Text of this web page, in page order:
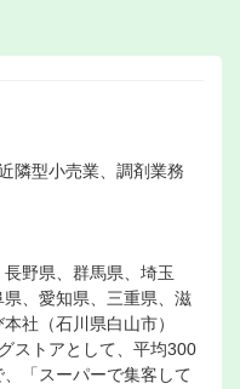
隣型小売業、調剤業務
野県、群馬県、埼玉
、愛知県、三重県、滋
社（石川県白山市）
ストアとして、平均300
「スーパーで集客して